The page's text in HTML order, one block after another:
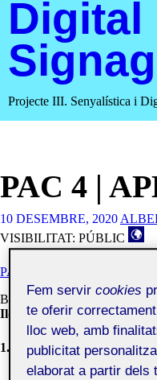
Digital
Projecte III. Senyalística i
PAC 4 |
10 DESEMBRE, 2020
VISIBILITAT: PÚBLIC
PAC4 - APLICACIÓ
Bones, aquí teniu el meu
Ildefonsde Cornellà de
1. Document:
Fem servircookies
te oferir
lloc web, amb
publicitat
elaborat a partir dels